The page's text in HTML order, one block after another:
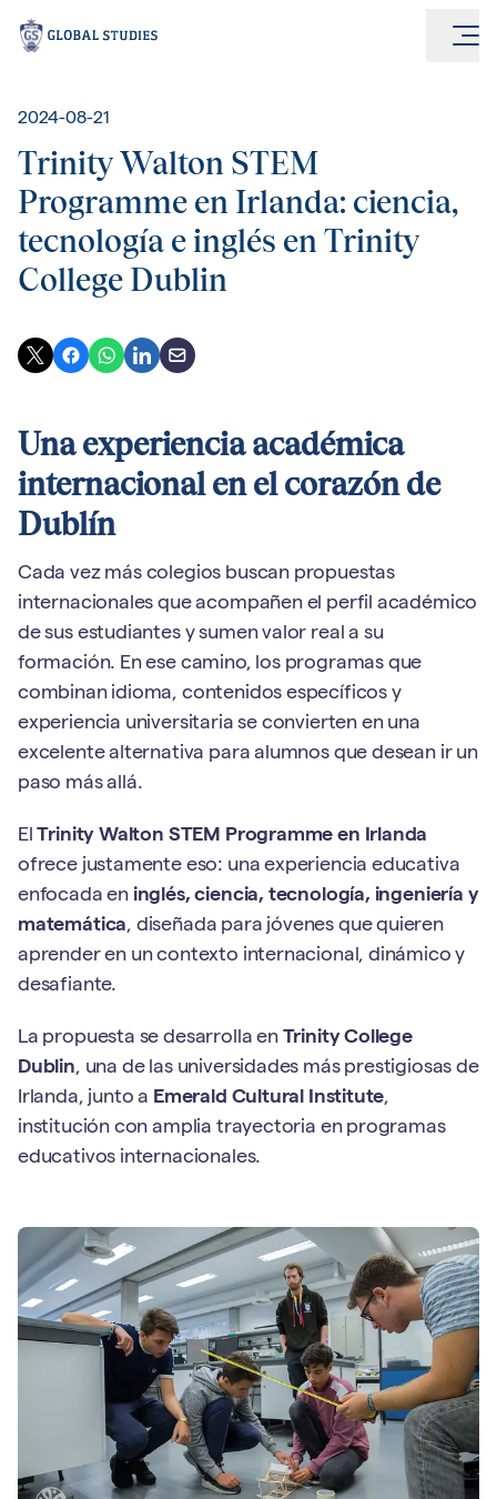
2024-08-21
Trinity Walton STEM
Programme en Irlanda: ciencia,
tecnología e inglés en Trinity
College Dublin
Una experiencia académica
internacional en el corazón de
Dublín
Cada vez más colegios buscan propuestas
internacionales que acompañen el perfil académico
de sus estudiantes y sumen valor real a su
formación. En ese camino, los programas que
combinan idioma, contenidos específicos y
experiencia universitaria se convierten en una
excelente alternativa para alumnos que desean ir un
paso más allá.
ElTrinity Walton STEM Programme en Irlanda
ofrece justamente eso: una experiencia educativa
enfocada en inglés, ciencia, tecnología, ingeniería y
matemática, diseñada para jóvenes que quieren
aprender en un contexto internacional, dinámico y
desafiante.
La propuesta se desarrolla en Trinity College
Dublin, una de las universidades más prestigiosas de
Irlanda, junto a Emerald Cultural Institute,
institución con amplia trayectoria en programas
educativos internacionales.